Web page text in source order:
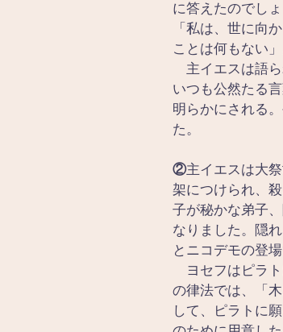
に答えたのでしょ
「私は、世に向
ことは何もない」
主イエスは語ら
いつも公然たる
明らかにされる
た。
②主イエスは大
架につけられ、
子が秘かな弟子
なりました。隠
とニコデモの登場
ヨセフはピラト
の律法では、「
して、ピラトに